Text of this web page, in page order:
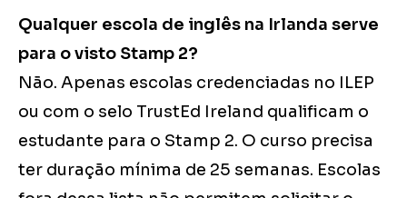
Qualquer escola de inglês na Irlanda serve
para o visto Stamp 2?
Não. Apenas escolas credenciadas no ILEP
ou com o selo TrustEd Ireland qualificam o
estudante para o Stamp 2. O curso precisa
ter duração mínima de 25 semanas. Escolas